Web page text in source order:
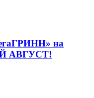
на
АВГУСТ!